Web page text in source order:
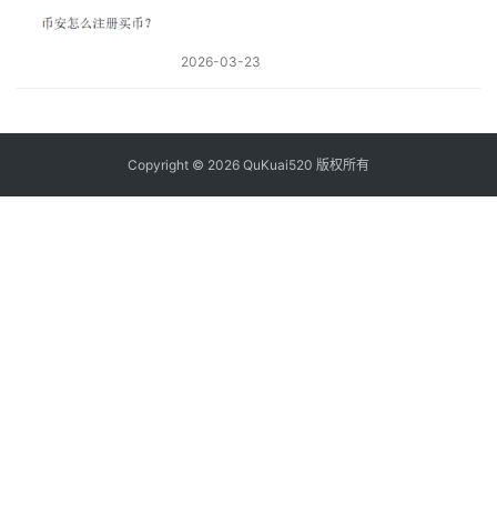
2026-03-23
Copyright © 2026 QuKuai520 版权所有